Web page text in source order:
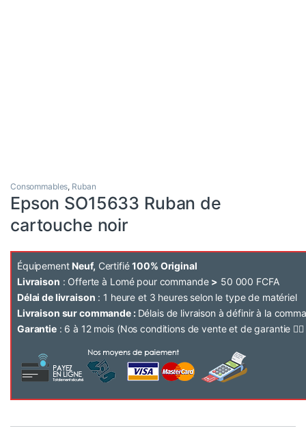
Consommables, Ruban
Epson SO15633 Ruban de
cartouche noir
Équipement Neuf, Certifié100% Original
Livraison : Offerte à Lomé pour commande > 50 000 FCFA
Délai de livraison : 1 heure et 3 heures selon le type de matériel
Livraison sur commande : Délais de livraison à définir à la
Garantie: 6 à 12 mois (Nos conditions de vente et de garantie 👉🏽